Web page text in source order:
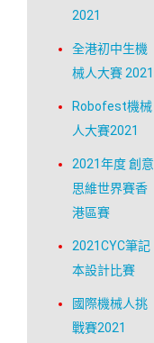
2021
全港初中生機
械人大賽 2021
Robofest機械
人大賽2021
2021年度 創意
思維世界賽香
港區賽
2021CYC筆記
本設計比賽
國際機械人挑
戰賽2021